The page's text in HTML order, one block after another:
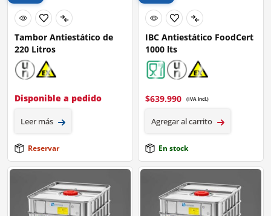
Tambor Antiestático de
220 Litros
Disponible a pedido
Leer más
Reservar
IBC Antiestático FoodCert
1000 lts
$639.990 (IVA incl.)
Agregar al carrito
En stock